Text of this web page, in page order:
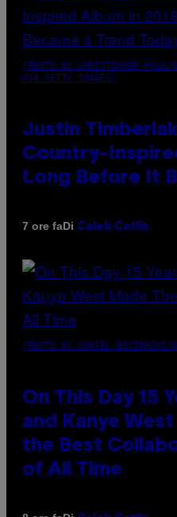
(PHOTO BY CHRISTOPHER POLK/
VIA GETTY IMAGES)
Justin
Country-
Long Before It
7 ore faDi Caleb Catlin
(PHOTO BY DANIEL BOCZARSKI/
On This Day 15
and Kanye
the Best
of All Time